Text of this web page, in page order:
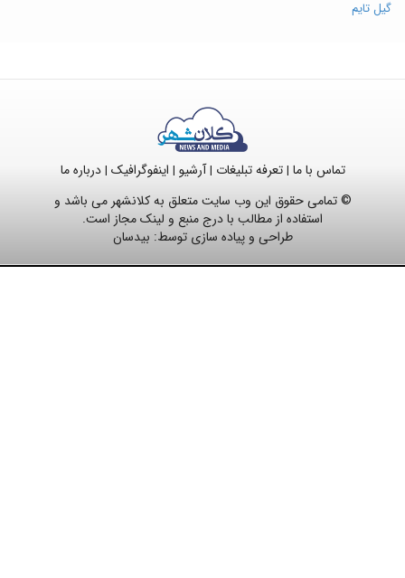
گیل تایم
تماس با ما |تعرفه تبلیغات |آرشیو | اینفوگرافیک |درباره ما
© تمامی حقوق این وب سایت متعلق به کلانشهر می باشد و
استفاده از مطالب با درج منبع و لینک مجاز است.
طراحی و پیاده سازی توسط: بیدسان